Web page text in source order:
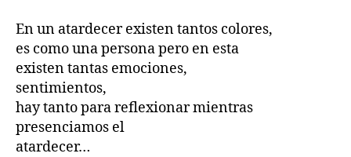
En un atardecer existen tantos colores,
es como una persona pero en esta
existen tantas emociones,
sentimientos,
hay tanto para reflexionar mientras
presenciamos el
atardecer…